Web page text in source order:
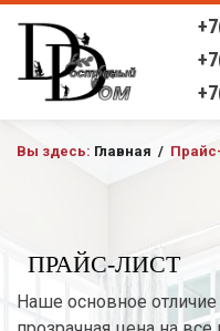
Вы здесь: Главная /
ПРАЙС-ЛИСТ
Наше основное отличие